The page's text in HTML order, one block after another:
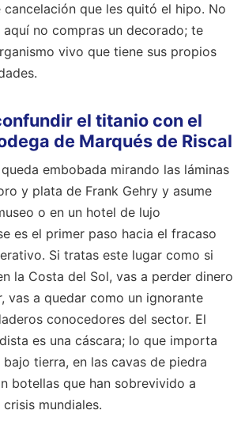
que les quitó el hipo. No
no compras un decorado; te
vivo que tiene sus propios
el titanio con el
de Marqués de Riscal
embobada mirando las láminas
y plata de Frank Gehry y asume
o en un hotel de lujo
es el primer paso hacia el fracaso
Si tratas este lugar como si
la Costa del Sol, vas a perder dinero
vas a quedar como un ignorante
conocedores del sector. El
es una cáscara; lo que importa
tierra, en las cavas de piedra
botellas que han sobrevivido a
mundiales.